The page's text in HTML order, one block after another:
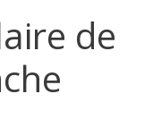
de